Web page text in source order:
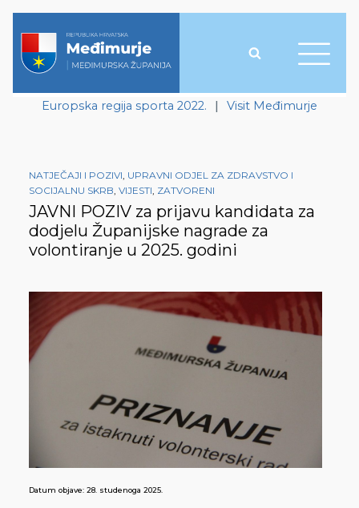
Europska regija sporta 2022. | Visit Međimurje
NATJEČAJI I POZIVI, UPRAVNI ODJEL ZA ZDRAVSTVO I
SOCIJALNU SKRB, VIJESTI, ZATVORENI
JAVNI POZIV za prijavu kandidata za
dodjelu Županijske nagrade za
volontiranje u 2025. godini
Datum objave: 28. studenoga 2025.